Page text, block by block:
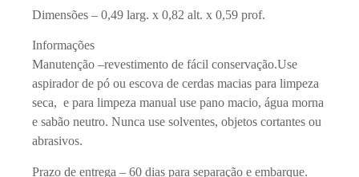
Dimensões – 0,49 larg. x 0,82 alt. x 0,59 prof.
Informações
Manutenção –revestimento de fácil conservação.Use
aspirador de pó ou escova de cerdas macias para limpeza
seca, e para limpeza manual use pano macio, água morna
e sabão neutro. Nunca use solventes, objetos cortantes ou
abrasivos.
Prazo de entrega – 60 dias para separação e embarque.